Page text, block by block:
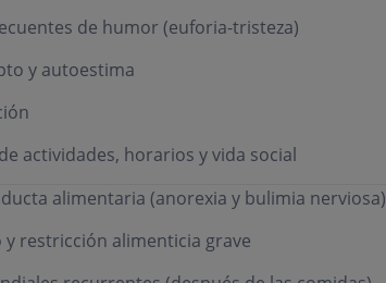
de humor (euforia-tristeza)
y autoestima
actividades, horarios y vida social
alimentaria (anorexia y bulimia nerviosa)
y restricción alimenticia grave